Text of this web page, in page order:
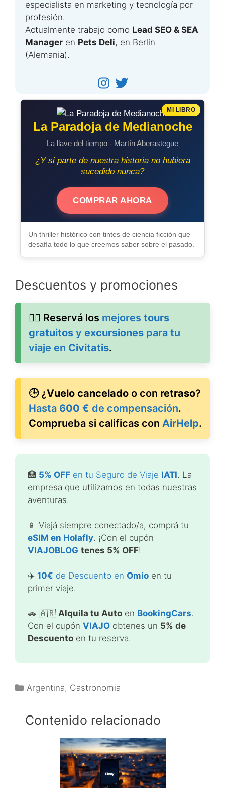
especialista en marketing y tecnología por
profesión.
Actualmente trabajo como Lead SEO & SEA
Manager en Pets Deli, en Berlin
(Alemania).
MI LIBRO
La Paradoja de Medianoche
La llave del tiempo - Martín Aberastegue
¿Y si parte de nuestra historia no hubiera
sucedido nunca?
COMPRAR AHORA
Un thriller histórico con tintes de ciencia ficción que
desafía todo lo que creemos saber sobre el pasado.
Descuentos y promociones
🚶‍♂️ Reservá los mejores tours
gratuitos y excursiones para tu
viaje en Civitatis.
🕒 ¿Vuelo cancelado o con retraso?
Hasta 600 € de compensación.
Comprueba si calificas con AirHelp.
🏥 5% OFF en tu Seguro de Viaje IATI. La
empresa que utilizamos en todas nuestras
aventuras.
📱 Viajá siempre conectado/a, comprá tu
eSIM en Holafly. ¡Con el cupón
VIAJOBLOG tenes 5% OFF!
✈️ 10€ de Descuento en Omio en tu
primer viaje.
🚗 🇦🇷 Alquila tu Auto en BookingCars.
Con el cupón VIAJO obtenes un 5% de
Descuento en tu reserva.
Categorías
Argentina, Gastronomia
Contenido relacionado